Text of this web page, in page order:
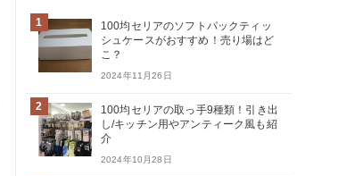
1
100均セリアのソフトパックティッ
シュケースがおすすめ！売り場はど
こ？
2024年11月26日
2
100均セリアの取っ手9種類！引き出
し/キッチン用やアンティーク風も紹
介
2024年10月28日